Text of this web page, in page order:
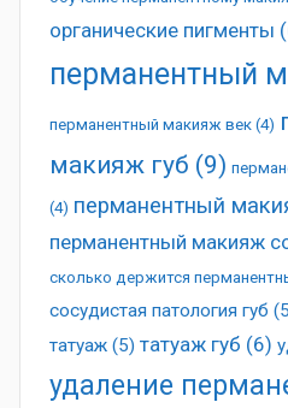
органические пигменты
перманентный
перманентный макияж век (4)
макияж губ (9)
(4) перманентный
перманентный макияж
сколько держится
сосудистая патология губ
татуаж (5) татуаж губ (6)
удаление